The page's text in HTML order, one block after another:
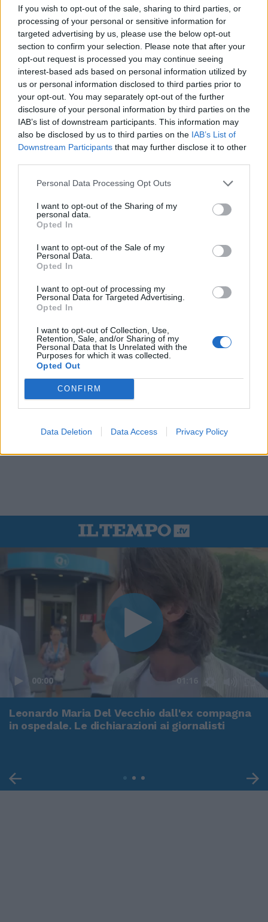
If you wish to opt-out of the sale, sharing to third parties, or
processing of your personal or sensitive information for
targeted advertising by us, please use the below opt-out
section to confirm your selection. Please note that after your
opt-out request is processed you may continue seeing
interest-based ads based on personal information utilized by
us or personal information disclosed to third parties prior to
your opt-out. You may separately opt-out of the further
disclosure of your personal information by third parties on the
IAB’s list of downstream participants. This information may
also be disclosed by us to third parties on the IAB’s List of
Downstream Participants that may further disclose it to other
Personal Data Processing Opt Outs
I want to opt-out of the Sharing of my
personal data.
Opted In
I want to opt-out of the Sale of my
Personal Data.
Opted In
I want to opt-out of processing my
Personal Data for Targeted Advertising.
Opted In
I want to opt-out of Collection, Use,
Retention, Sale, and/or Sharing of my
Personal Data that Is Unrelated with the
Purposes for which it was collected.
Opted Out
CONFIRM
Data Deletion Data Access Privacy Policy
00:00 01:16
Leonardo Maria Del Vecchio dall'ex compagna
in ospedale. Le dichiarazioni ai giornalisti